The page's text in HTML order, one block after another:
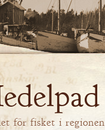
för fisket i regionen